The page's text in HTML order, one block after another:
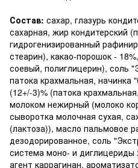
Состав: сахар, глазурь
сахарная, жир кондитерский
гидрогенизированный
стеарин), какао-порошок -
соевый, полиглицерин), соль
патока крахмальная, начинка
(12+/-3)% (патока
молоком нежирный (молоко
сыворотка молочная сухая,
(лактоза)), масло пальмовое
дезодорированное, соль
система моно- и
агент каррагинан,